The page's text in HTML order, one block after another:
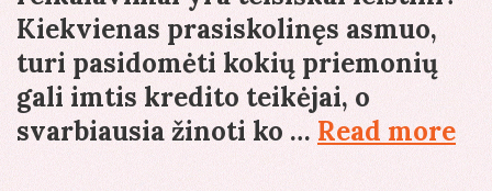
Kiekvienas prasiskolinęs asmuo,
turi pasidomėti kokių priemonių
gali imtis kredito teikėjai, o
svarbiausia žinoti ko … Read more